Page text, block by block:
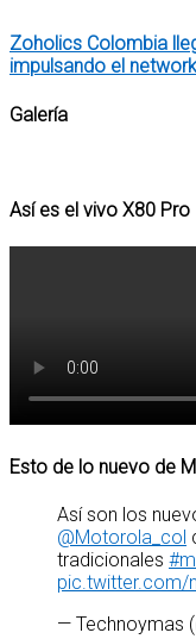
Zoholics Colombia
impulsando el
Galería
Así es el vivo X80 Pro
Esto de lo nuevo de
Así son los
@Motorola_col
tradicionales
pic.twitter.com/
— Technoymas